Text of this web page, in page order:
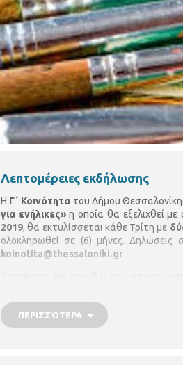
Λεπτομέρειες εκδήλωσης
Η Γ΄ Κοινότητα του Δήμου
για ενήλικες»η οποία θα εξελιχθεί με
2019, θα εκτυλίσσεται κάθε Τρίτη με
ολοκληρωθεί σε (6) μήνες. Δηλώσεις
koinotita@thessaloniki.gr
ΠΕΡΙΣΣΌΤΕΡΑ